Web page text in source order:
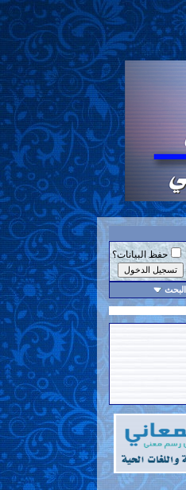
حفظ البيانات؟
البحث